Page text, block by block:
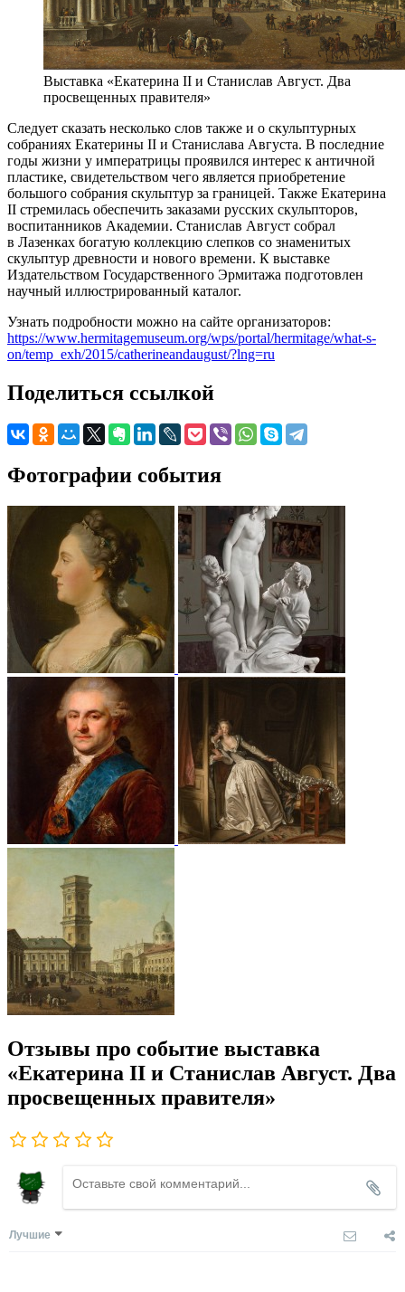
Выставка «Екатерина II и Станислав Август. Два
просвещенных правителя»
Следует сказать несколько слов также и о скульптурных
собраниях Екатерины II и Станислава Августа. В последние
годы жизни у императрицы проявился интерес к античной
пластике, свидетельством чего является приобретение
большого собрания скульптур за границей. Также Екатерина
II стремилась обеспечить заказами русских скульпторов,
воспитанников Академии. Станислав Август собрал
в Лазенках богатую коллекцию слепков со знаменитых
скульптур древности и нового времени. К выставке
Издательством Государственного Эрмитажа подготовлен
научный иллюстрированный каталог.
Узнать подробности можно на сайте организаторов:
https://www.hermitagemuseum.org/wps/portal/hermitage/what-s-
on/temp_exh/2015/catherineandaugust/?lng=ru
Поделиться ссылкой
Фотографии события
Отзывы про событие выставка
«Екатерина II и Станислав Август. Два
просвещенных правителя»
Лучшие